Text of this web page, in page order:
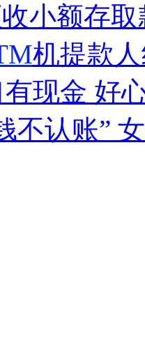
手拳打脚踢
义
小额存
机提款
现金 好
不认账”